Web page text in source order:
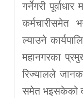
गर्नेगरी
कर्मचारीसमेत
ल्याउने
महानगरका
रिज्यालले
समेत भइसकेको